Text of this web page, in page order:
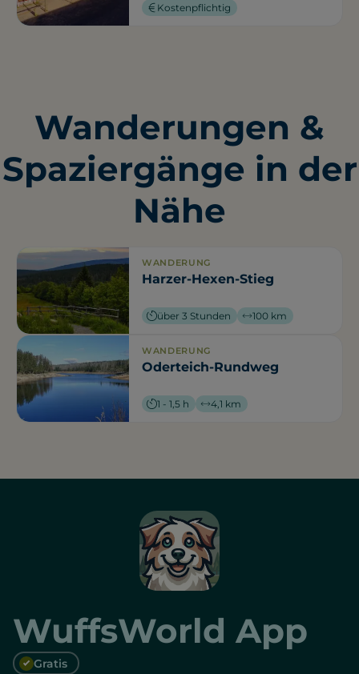
Kostenpflichtig
Wanderungen &
Spaziergänge in der
Nähe
WANDERUNG
Harzer-Hexen-Stieg
über 3 Stunden 100 km
WANDERUNG
Oderteich-Rundweg
1 - 1,5 h 4,1 km
WuffsWorld App
Gratis